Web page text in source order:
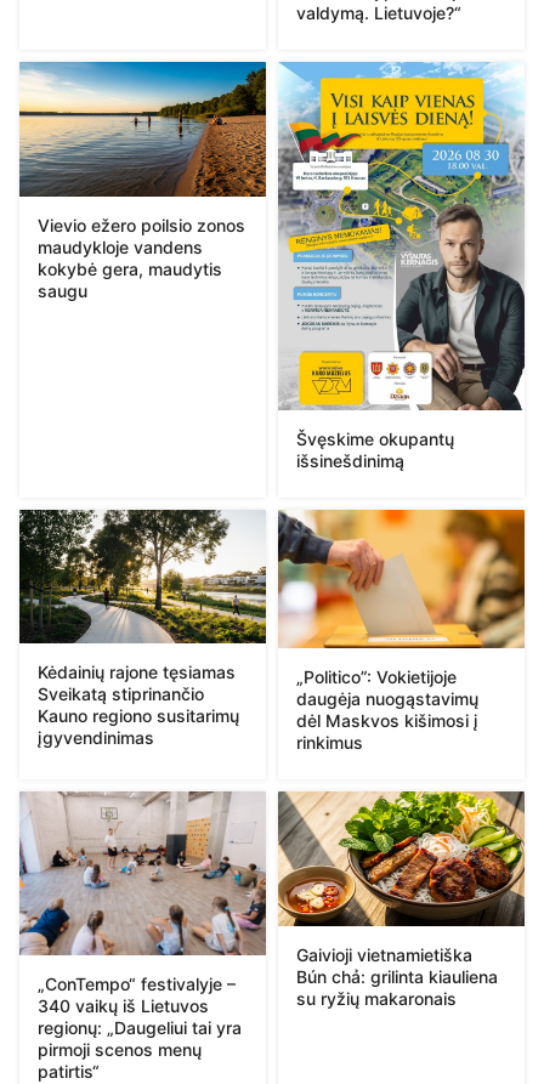
valdymą. Lietuvoje?“
Vievio ežero poilsio zonos
maudykloje vandens
kokybė gera, maudytis
saugu
Švęskime okupantų
išsinešdinimą
Kėdainių rajone tęsiamas
Sveikatą stiprinančio
Kauno regiono susitarimų
įgyvendinimas
„Politico”: Vokietijoje
daugėja nuogąstavimų
dėl Maskvos kišimosi į
rinkimus
„ConTempo“ festivalyje –
340 vaikų iš Lietuvos
regionų: „Daugeliui tai yra
pirmoji scenos menų
patirtis“
Gaivioji vietnamietiška
Bún chả: grilinta kiauliena
su ryžių makaronais